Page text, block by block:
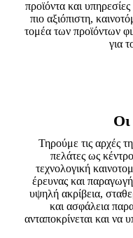
προϊόντα και
πιο αξιόπιστη,
τομέα των προϊόντων
για
Οι
Τηρούμε τις αρχές
πελάτες ως
τεχνολογική
έρευνας και
υψηλή ακρίβεια,
και ασφάλεια
ανταποκρίνεται και να